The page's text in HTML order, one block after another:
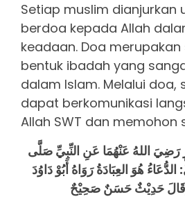
Setiap muslim dianjurkan
berdoa kepada Allah
keadaan. Doa
bentuk ibadah yang
dalam Islam. Melalui doa,
dapat berkomunikasi
Allah SWT dan memohon
رَضِيَ اللهُ عَنْهُمَا عَنِ النِّبِيِّ صَلَّى
هُوَ العِبَادَةُ رَوَاهُ أَبُوْ دَاوُدَ
حَدِيْثٌ حَسَنٌ صَحِيْحٌ